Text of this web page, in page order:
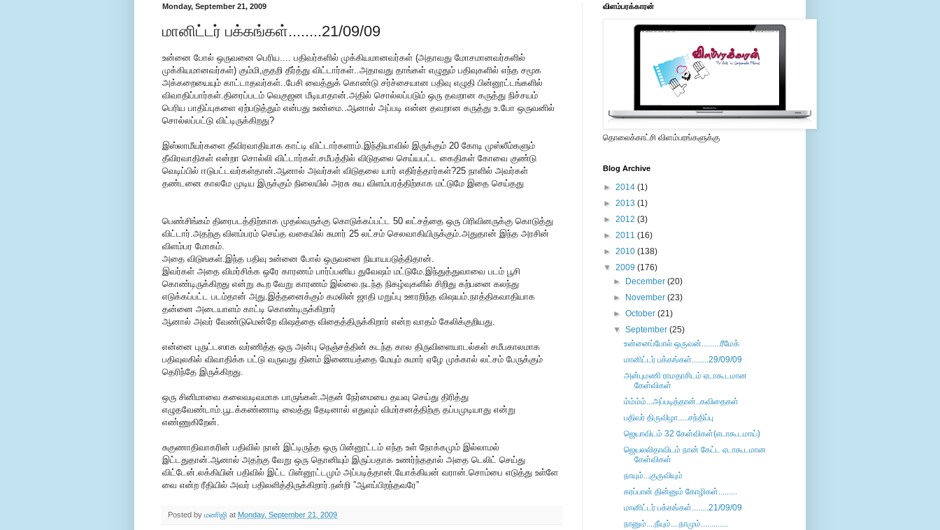
Monday, September 21, 2009
மானிட்டர் பக்கங்கள்........21/09/09
உன்னை போல் ஒருவனை பெரிய.... பதிவர்களில் முக்கியமானவர்கள் (அதாவது மோசமானவர்களில்
முக்கியமானவர்கள்) கும்மி,குதறி தீர்த்து விட்டார்கள்..அதாவது தாங்கள் எழுதும் பதிவுகளில் எந்த சமூக
அக்கறையையும் காட்டாதவர்கள்..பேசி வைத்துக் கொண்டு சர்ச்சையான பதிவு எழுதி பின்னூட்டங்களில்
விவாதிப்பார்கள்.திரைப்படம் வெகுஜன மீடியாதான்.அதில் சொல்லப்படும் ஒரு தவறான கருத்து நிச்சயம்
பெரிய பாதிப்புகளை ஏற்படுத்தும் என்பது உண்மை..ஆனால் அப்படி என்ன தவறான கருத்து உ.போ ஒருவனில்
சொல்லப்பட்டு விட்டிருக்கிறது?
இஸ்லாமீயர்களை தீவிரவாதியாக காட்டி விட்டார்களாம்.இந்தியாவில் இருக்கும் 20 கோடி முஸ்லீம்களும்
தீவிரவாதிகள் என்றா சொல்லி விட்டார்கள்.சமீபத்தில் விடுதலை செய்யபட்ட கைதிகள் கோவை குண்டு
வெடிப்பில் ஈடுபட்டவர்கள்தான்.ஆனால் அவர்கள் விடுதலை யார் எதிர்த்தார்கள்?25 நாளில் அவர்கள்
தண்டனை காலமே முடிய இருக்கும் நிலையில் அரசு சுய விளம்பரத்திற்காக மட்டுமே இதை செய்தது
பெண்சிங்கம் திரைபடத்திற்காக முதல்வருக்கு கொடுக்கப்பட்ட 50 லட்சத்தை ஒரு பிரிவினருக்கு கொடுத்து
விட்டார்.அதற்கு விளம்பரம் செய்த வகையில் சுமார் 25 லட்சம் செலவாகியிருக்கும்.அதுதான் இந்த அரசின்
விளம்பர மோகம்.
அதை விடுஙகள்.இந்த பதிவு உன்னை போல் ஒருவனை நியாயபடுத்திதான்.
இவர்கள் அதை விமர்சிக்க ஒரே காரணம் பார்ப்பனிய துவேஷம் மட்டுமே.இந்துத்துவாவை படம் பூசி
கொண்டிருக்கிறது என்று கூற வேறு காரணம் இல்லை.நடந்த நிகழ்வுகளில் சிறிது கற்பனை கலந்து
எடுக்கப்பட்ட படம்தான் அது.இத்தனைக்கும் கமலின் ஜாதி மறுப்பு ஊரறிந்த விஷயம்.நாத்திகவாதியாக
தன்னை அடையாளம் காட்டி கொண்டிருக்கிறார்
ஆனால் அவர் வேண்டுமென்றே விஷத்தை விதைத்திருக்கிறார் என்ற வாதம் கேலிக்குறியது.
என்னை புருட்டஸாக வர்ணித்த ஒரு அன்பு நெஞ்சத்தின் கடந்த கால திருவிளையாடல்கள் சமீபகாலமாக
பதிவுலகில் விவாதிக்க பட்டு வருவது தினம் இணையத்தை மேயும் சுமார் ஏழே முக்கால் லட்சம் பேருக்கும்
தெரிந்தே இருக்கிறது.
ஒரு சினிமாவை கலைவடிவமாக பாருங்கள்.அதன் நேர்மையை தயவு செய்து திரித்து
எழுதவேண்டாம்.பூடக்கண்ணாடி வைத்து தேடினால் எதுவும் விமர்சனத்திற்கு தப்பமுடியாது என்று
எண்ணுகிறேன்.
சுகுணாதிவாகரின் பதிவில் நான் இட்டிருந்த ஒரு பின்னூட்டம் எந்த உள் நோக்கமும் இல்லாமல்
இட்டதுதான்.ஆனால் அதற்கு வேறு ஒரு தொனியும் இருப்பதாக உணர்ந்ததால் அதை டெலிட் செய்து
விட்டேன்.லக்கியின் பதிவில் இட்ட பின்னூட்டமும் அப்படித்தான்.யோக்கியன் வரான்.சொம்பை எடுத்து உள்ளே
வை என்ற ரீதியில் அவர் பதிலளித்திருக்கிறார்.நன்றி ”ஆளப்பிறந்தவரே”
Posted by மணிஜி at Monday, September 21, 2009
விளம்பரக்காரன்
தொலைக்காட்சி விளம்பரங்களுக்கு
Blog Archive
► 2014 (1)
► 2013 (1)
► 2012 (3)
► 2011 (16)
► 2010 (138)
▼ 2009 (176)
►
December(20)
►
November(23)
►October(21)
▼September(25)
உன்னைப்போல் ஒருவன்.........ரீமேக்
மானிட்டர் பக்கங்கள்........29/09/09
அன்புமணி ராமதாசிடம் ஏடாகூடமான
கேள்விகள்
ம்ம்ம்ம்...அப்படித்தான்..கவிதைகள்
பதிவர் திருவிழா.....சந்திப்பு
ஜெயாவிடம் 32 கேள்விகள்(எடாகூடமாய்)
ஜெயலலிதாவிடம் நான் கேட்ட ஏடாகூடமான
கேள்விகள்
நாயும்...குருவியும்
கரப்பான் தின்னும் கோழிகள்.........
மானிட்டர் பக்கங்கள்........21/09/09
நானும்....நீயும்....நாமும்.............